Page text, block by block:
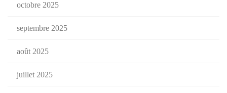
octobre 2025
septembre 2025
août 2025
juillet 2025